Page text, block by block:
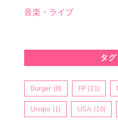
音楽・ライブ
タグ
Burger (8) FP (11)
Uniqlo (1) USA (10)